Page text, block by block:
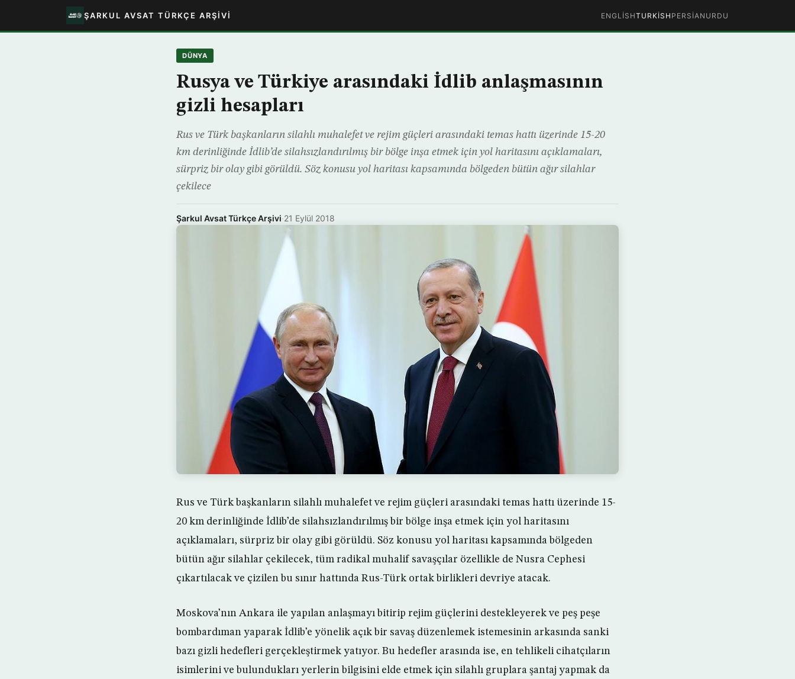
ŞARKUL AVSAT TÜRKÇE ARŞIVI ENGLISHTURKISH PERSIAN URDU
DÜNYA
Rusya ve Türkiye arasındaki İdlib anlaşmasının
gizli hesapları
Rus ve Türk başkanların silahlı muhalefet ve rejim güçleri arasındaki temas hattı üzerinde 15-20
km derinliğinde İdlib’de silahsızlandırılmış bir bölge inşa etmek için yol haritasını açıklamaları,
sürpriz bir olay gibi görüldü. Söz konusu yol haritası kapsamında bölgeden bütün ağır silahlar
çekilece
Şarkul Avsat Türkçe Arşivi·21 Eylül 2018
Rus ve Türk başkanların silahlı muhalefet ve rejim güçleri arasındaki temas hattı üzerinde 15-
20 km derinliğinde İdlib’de silahsızlandırılmış bir bölge inşa etmek için yol haritasını
açıklamaları, sürpriz bir olay gibi görüldü. Söz konusu yol haritası kapsamında bölgeden
bütün ağır silahlar çekilecek, tüm radikal muhalif savaşçılar özellikle de Nusra Cephesi
çıkartılacak ve çizilen bu sınır hattında Rus-Türk ortak birlikleri devriye atacak.
Moskova’nın Ankara ile yapılan anlaşmayı bitirip rejim güçlerini destekleyerek ve peş peşe
bombardıman yaparak İdlib’e yönelik açık bir savaş düzenlemek istemesinin arkasında sanki
bazı gizli hedefleri gerçekleştirmek yatıyor. Bu hedefler arasında ise, en tehlikeli cihatçıların
isimlerini ve bulundukları yerlerin bilgisini elde etmek için silahlı gruplara şantaj yapmak da